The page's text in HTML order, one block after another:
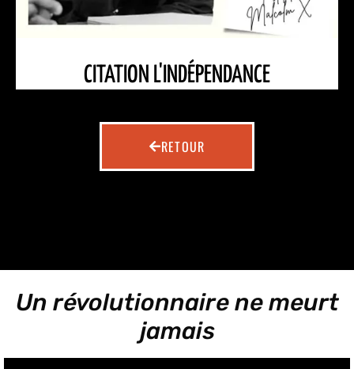
CITATION L'INDÉPENDANCE
RETOUR
Un révolutionnaire ne meurt
jamais